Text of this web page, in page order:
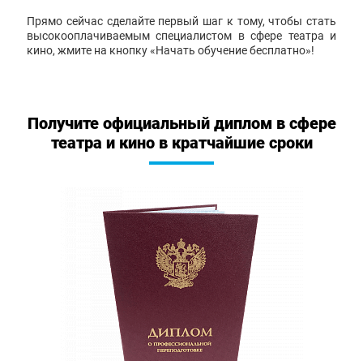
Прямо сейчас сделайте первый шаг к тому, чтобы стать
высокооплачиваемым специалистом в сфере театра и
кино, жмите на кнопку «Начать обучение бесплатно»!
Получите официальный диплом в сфере
театра и кино в кратчайшие сроки